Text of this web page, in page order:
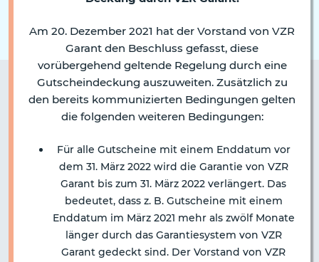
Am 20. Dezember 2021 hat der Vorstand von VZR
Garant den Beschluss gefasst, diese
vorübergehend geltende Regelung durch eine
Gutscheindeckung auszuweiten. Zusätzlich zu
den bereits kommunizierten Bedingungen gelten
die folgenden weiteren Bedingungen:
Für alle Gutscheine mit einem Enddatum vor
dem 31. März 2022 wird die Garantie von VZR
Garant bis zum 31. März 2022 verlängert. Das
bedeutet, dass z. B. Gutscheine mit einem
Enddatum im März 2021 mehr als zwölf Monate
länger durch das Garantiesystem von VZR
Garant gedeckt sind. Der Vorstand von VZR